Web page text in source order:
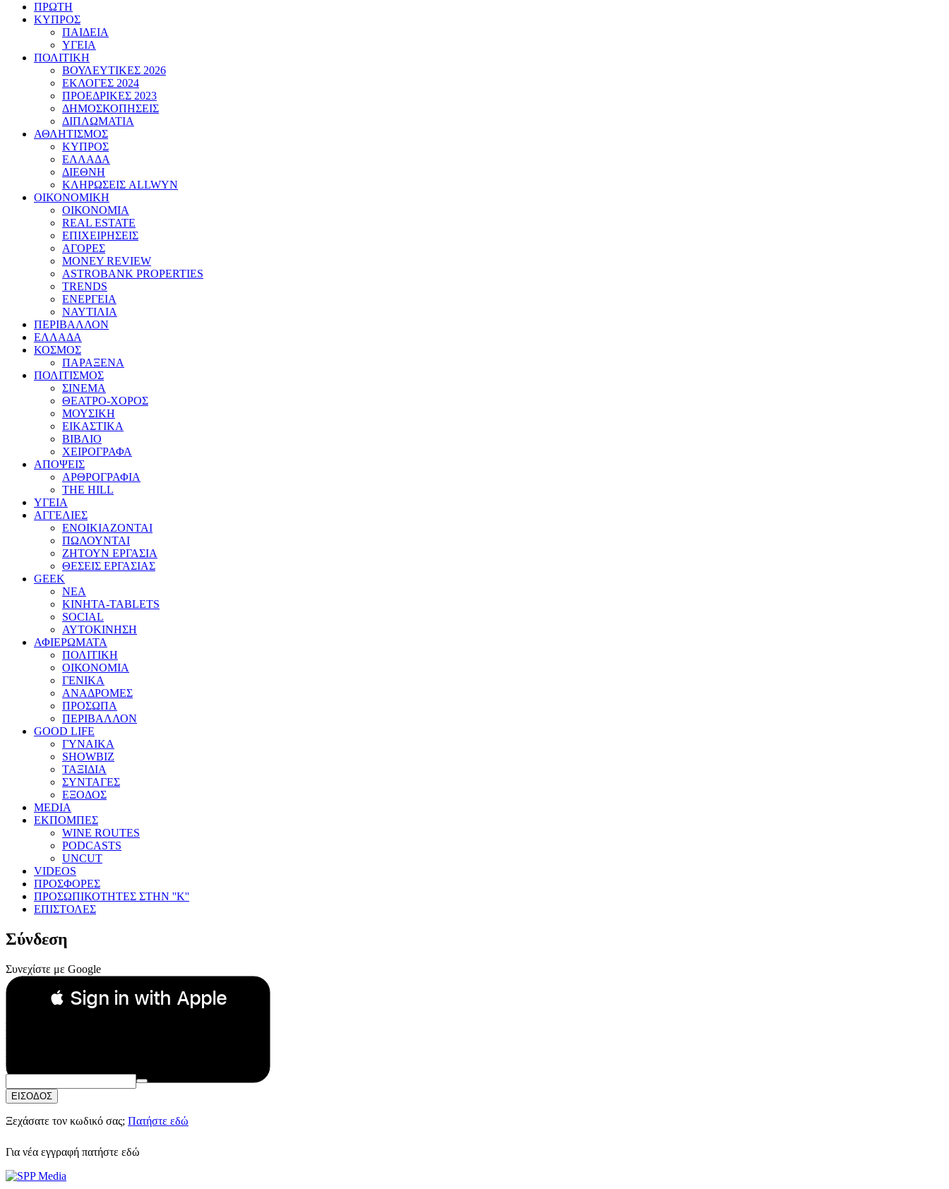
ΠΡΩΤΗ
ΚΥΠΡΟΣ
ΠΑΙΔΕΙΑ
ΥΓΕΙΑ
ΠΟΛΙΤΙΚΗ
ΒΟΥΛΕΥΤΙΚΕΣ 2026
ΕΚΛΟΓΕΣ 2024
ΠΡΟΕΔΡΙΚΕΣ 2023
ΔΗΜΟΣΚΟΠΗΣΕΙΣ
ΔΙΠΛΩΜΑΤΙΑ
ΑΘΛΗΤΙΣΜΟΣ
ΚΥΠΡΟΣ
ΕΛΛΑΔΑ
ΔΙΕΘΝΗ
ΚΛΗΡΩΣΕΙΣ ALLWYN
ΟΙΚΟΝΟΜΙΚΗ
ΟΙΚΟΝΟΜΙΑ
REAL ESTATE
ΕΠΙΧΕΙΡΗΣΕΙΣ
ΑΓΟΡΕΣ
MONEY REVIEW
ASTROBANK PROPERTIES
TRENDS
ΕΝΕΡΓΕΙΑ
ΝΑΥΤΙΛΙΑ
ΠΕΡΙΒΑΛΛΟΝ
ΕΛΛΑΔΑ
ΚΟΣΜΟΣ
ΠΑΡΑΞΕΝΑ
ΠΟΛΙΤΙΣΜΟΣ
ΣΙΝΕΜΑ
ΘΕΑΤΡΟ-ΧΟΡΟΣ
ΜΟΥΣΙΚΗ
ΕΙΚΑΣΤΙΚΑ
ΒΙΒΛΙΟ
ΧΕΙΡΟΓΡΑΦΑ
ΑΠΟΨΕΙΣ
ΑΡΘΡΟΓΡΑΦΙΑ
THE HILL
ΥΓΕΙΑ
ΑΓΓΕΛΙΕΣ
ΕΝΟΙΚΙΑΖΟΝΤΑΙ
ΠΩΛΟΥΝΤΑΙ
ΖΗΤΟΥΝ ΕΡΓΑΣΙΑ
ΘΕΣΕΙΣ ΕΡΓΑΣΙΑΣ
GEEK
ΝΕΑ
ΚΙΝΗΤΑ-TABLETS
SOCIAL
ΑΥΤΟΚΙΝΗΣΗ
ΑΦΙΕΡΩΜΑΤΑ
ΠΟΛΙΤΙΚΗ
ΟΙΚΟΝΟΜΙΑ
ΓΕΝΙΚΑ
ΑΝΑΔΡΟΜΕΣ
ΠΡΟΣΩΠΑ
ΠΕΡΙΒΑΛΛΟΝ
GOOD LIFE
ΓΥΝΑΙΚΑ
SHOWBIZ
ΤΑΞΙΔΙΑ
ΣΥΝΤΑΓΕΣ
ΕΞΟΔΟΣ
MEDIA
ΕΚΠΟΜΠΕΣ
WINE ROUTES
PODCASTS
UNCUT
VIDEOS
ΠΡΟΣΦΟΡΕΣ
ΠΡΟΣΩΠΙΚΟΤΗΤΕΣ ΣΤΗΝ ''Κ''
ΕΠΙΣΤΟΛΕΣ
Σύνδεση
Συνεχίστε με Google
 Sign in with Apple
Συνεχίστε με Apple
ή
Email:
Κωδικός Πρόσβασης:
ΕΙΣΟΔΟΣ
Ξεχάσατε τον κωδικό σας; Πατήστε εδώ
Για νέα εγγραφή πατήστε εδώ